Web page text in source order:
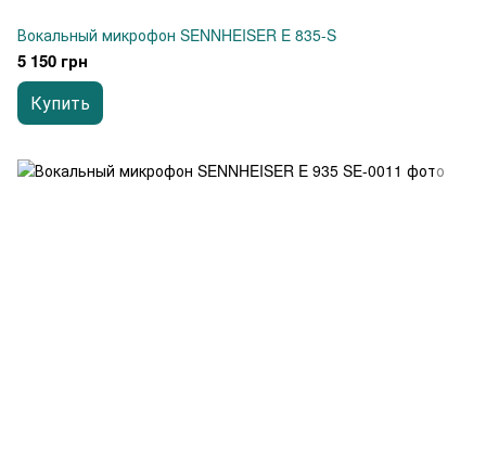
Вокальный микрофон SENNHEISER E 835-S
5 150 грн
Купить